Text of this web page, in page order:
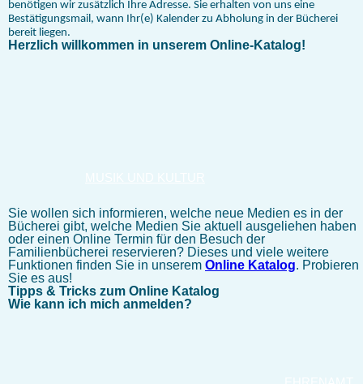
benötigen wir zusätzlich Ihre Adresse. Sie erhalten von uns eine
Bestätigungsmail, wann Ihr(e) Kalender zu Abholung in der Bücherei
bereit liegen.
Herzlich willkommen in unserem Online-Katalog!
Sie wollen sich informieren, welche neue Medien es in der
Bücherei gibt, welche Medien Sie aktuell ausgeliehen haben
oder einen Online Termin für den Besuch der
Familienbücherei reservieren? Dieses und viele weitere
Funktionen finden Sie in unserem Online Katalog. Probieren
Sie es aus!
Tipps & Tricks zum Online Katalog
Wie kann ich mich anmelden?